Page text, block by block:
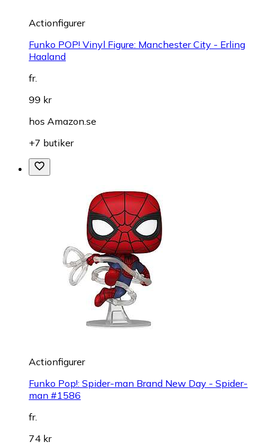
Actionfigurer
Funko POP! Vinyl Figure: Manchester City - Erling
Haaland
fr.
99 kr
hos Amazon.se
+7 butiker
Actionfigurer
Funko Pop!: Spider-man Brand New Day - Spider-
man #1586
fr.
74 kr